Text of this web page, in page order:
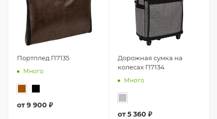
Портплед П7135
Много
от9 900 ₽
Дорожная сумка на
колесах П7134
Много
от5 360 ₽